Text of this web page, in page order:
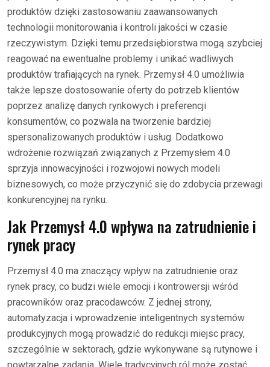
produktów dzięki zastosowaniu zaawansowanych
technologii monitorowania i kontroli jakości w czasie
rzeczywistym. Dzięki temu przedsiębiorstwa mogą szybciej
reagować na ewentualne problemy i unikać wadliwych
produktów trafiających na rynek. Przemysł 4.0 umożliwia
także lepsze dostosowanie oferty do potrzeb klientów
poprzez analizę danych rynkowych i preferencji
konsumentów, co pozwala na tworzenie bardziej
spersonalizowanych produktów i usług. Dodatkowo
wdrożenie rozwiązań związanych z Przemysłem 4.0
sprzyja innowacyjności i rozwojowi nowych modeli
biznesowych, co może przyczynić się do zdobycia przewagi
konkurencyjnej na rynku.
Jak Przemysł 4.0 wpływa na zatrudnienie i
rynek pracy
Przemysł 4.0 ma znaczący wpływ na zatrudnienie oraz
rynek pracy, co budzi wiele emocji i kontrowersji wśród
pracowników oraz pracodawców. Z jednej strony,
automatyzacja i wprowadzenie inteligentnych systemów
produkcyjnych mogą prowadzić do redukcji miejsc pracy,
szczególnie w sektorach, gdzie wykonywane są rutynowe i